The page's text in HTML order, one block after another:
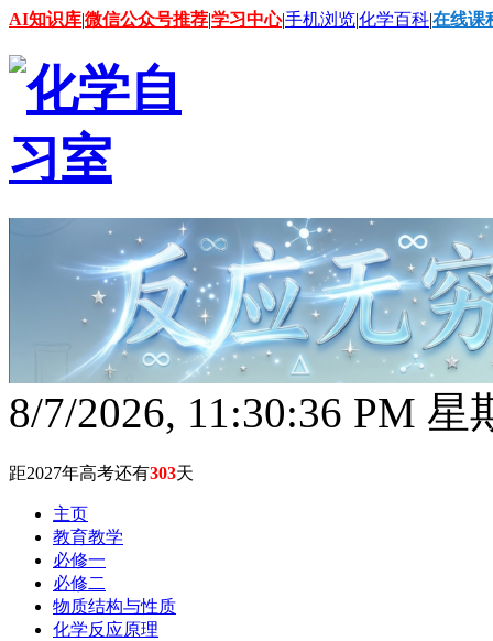
AI知识库|微信公众号推荐|学习中心|手机浏览|化学百科|在线课
8/7/2026, 11:30:36 PM 星
距2027年高考还有303天
主页
教育教学
必修一
必修二
物质结构与性质
化学反应原理